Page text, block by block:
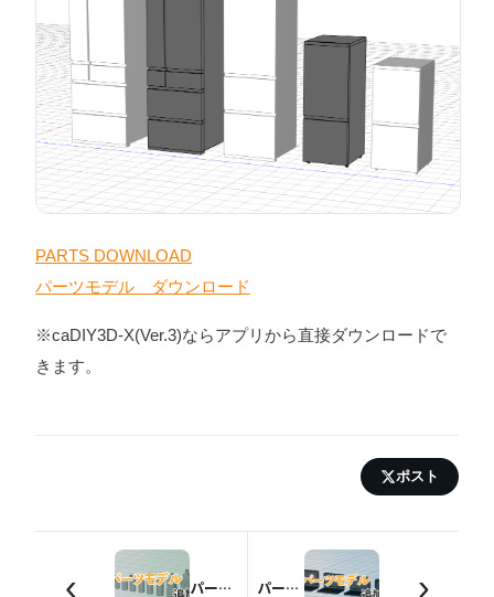
PARTS DOWNLOAD
パーツモデル ダウンロード
※caDIY3D-X(Ver.3)ならアプリから直接ダウンロードで
きます。
ポスト
‹ パーツモデルの追加【ペットボトル・缶・マグカップ】 パーツモデルの追加【ノートPC】 ›